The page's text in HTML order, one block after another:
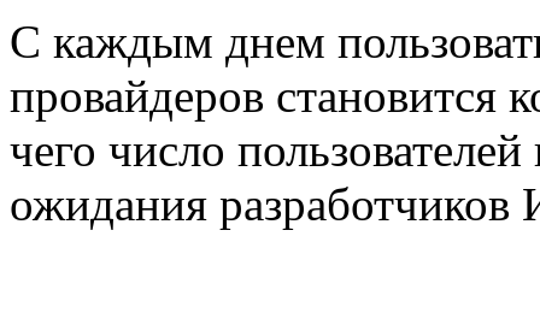
С каждым днем
провайдеров становится
чего число
ожидания разработчиков